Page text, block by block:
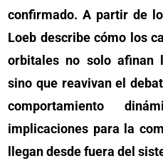
confirmado. A partir de
Loeb describe cómo los
orbitales no solo afinan
sino que reavivan el
comportamiento
implicaciones para la
llegan desde fuera del